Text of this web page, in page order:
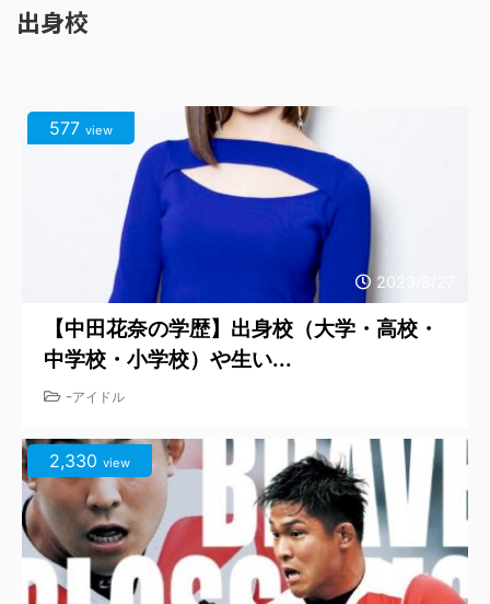
出身校
2023/8/27
577 view
【中田花奈の学歴】出身校（大学・高校・
中学校・小学校）や生い...
-アイドル
2,330 view